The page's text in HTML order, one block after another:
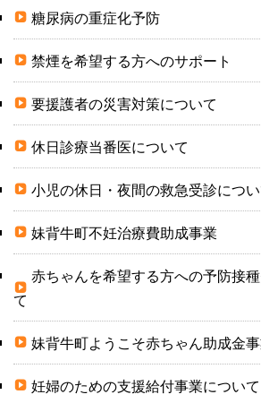
糖尿病の重症化予防
禁煙を希望する方へのサポート
要援護者の災害対策について
休日診療当番医について
小児の休日・夜間の救急受診につ
妹背牛町不妊治療費助成事業
赤ちゃんを希望する方への予防接
て
妹背牛町ようこそ赤ちゃん助成金
妊婦のための支援給付事業について